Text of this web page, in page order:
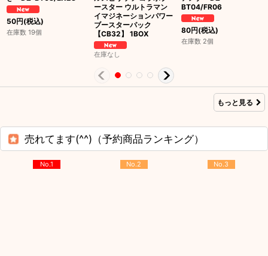
50円(税込)
在庫数 19個
ースター ウルトラマン
イマジネーションパワー
ブースターパック
【CB32】 1BOX
在庫なし
BT04/FR06
80円(税込)
在庫数 2個
もっと見る
売れてます(^^)（予約商品ランキング）
No.1 No.2 No.3